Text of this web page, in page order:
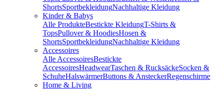
ShortsSportbekleidungNachhaltige Kleidung
Kinder & Babys
Alle ProdukteBestickte KleidungT-Shirts &
TopsPullover & HoodiesHosen &
ShortsSportbekleidungNachhaltige Kleidung
Accessoires
Alle AccessoiresBestickte
AccessoiresHeadwearTaschen & RucksäckeSocken &
SchuheHalswärmerButtons & AnsteckerRegenschirme
Home & Living